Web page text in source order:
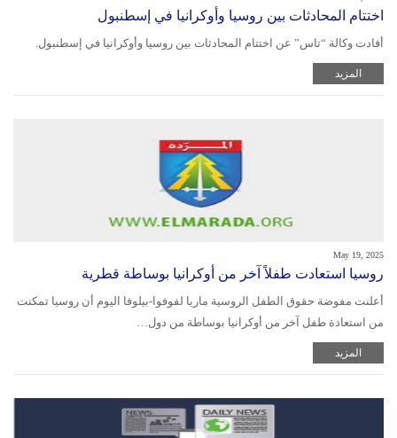
اختتام المحادثات بين روسيا وأوكرانيا في إسطنبول
أفادت وكالة “تاس” عن اختتام المحادثات بين روسيا وأوكرانيا في إسطنبول.
المزيد
May 19, 2025
روسيا استعادت طفلاً آخر من أوكرانيا بوساطة قطرية
أعلنت مفوضة حقوق الطفل الروسية ماريا لفوفوا-بيلوفا اليوم أن روسيا تمكنت
من استعادة طفل آخر من أوكرانيا بوساطة من دول…
المزيد